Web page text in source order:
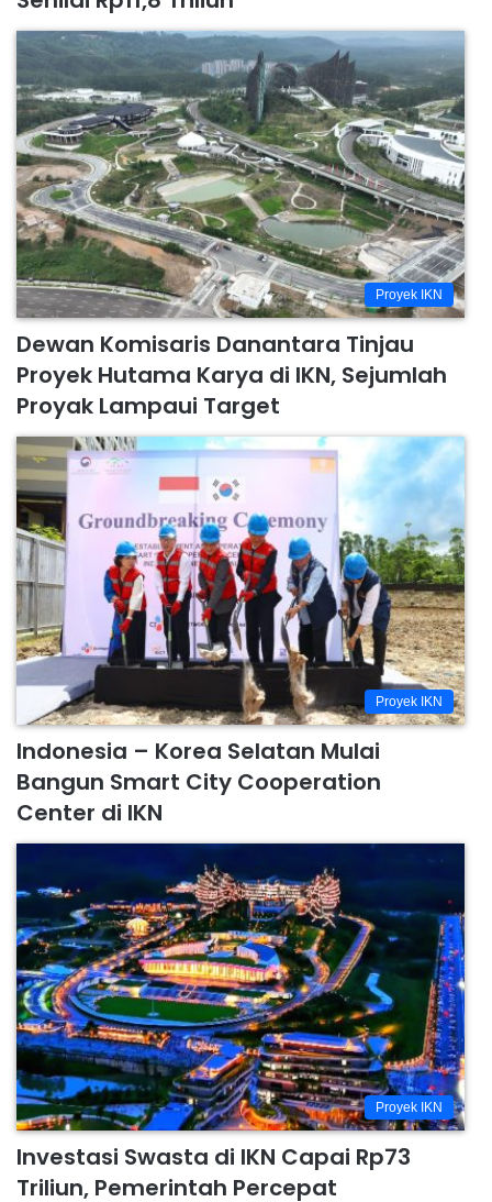
Proyek IKN
Dewan Komisaris Danantara Tinjau
Proyek Hutama Karya di IKN, Sejumlah
Proyak Lampaui Target
Proyek IKN
Indonesia – Korea Selatan Mulai
Bangun Smart City Cooperation
Center di IKN
Proyek IKN
Investasi Swasta di IKN Capai Rp73
Triliun, Pemerintah Percepat